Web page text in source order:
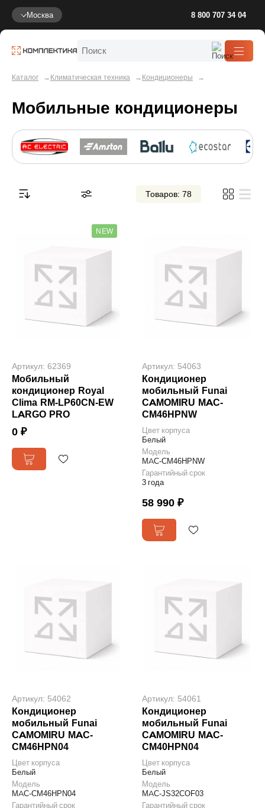
Москва 8 800 707 34 04
Каталог Климатическая техника Кондиционеры
Мобильные кондиционеры
Товаров: 78
NEW
Артикул: 62369
Мобильный
кондиционер Royal
Clima RM-LP60CN-EW
LARGO PRO
0 ₽
Артикул: 54063
Кондиционер
мобильный Funai
CAMOMIRU MAC-
CM46HPNW
Цвет корпуса
Белый
Модель
MAC-CM46HPNW
Гарантийный срок
3 года
58 990 ₽
Артикул: 54062
Кондиционер
мобильный Funai
CAMOMIRU MAC-
CM46HPN04
Цвет корпуса
Белый
Модель
MAC-CM46HPN04
Гарантийный срок
Артикул: 54061
Кондиционер
мобильный Funai
CAMOMIRU MAC-
CM40HPN04
Цвет корпуса
Белый
Модель
MAC-JS32COF03
Гарантийный срок